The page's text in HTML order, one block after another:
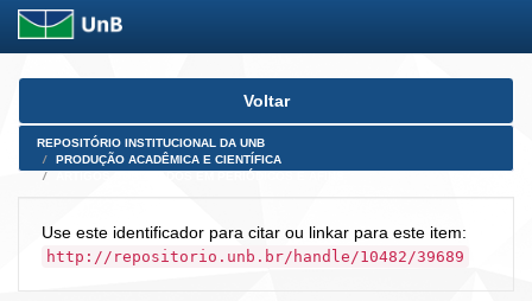
Skip
Voltar
REPOSITÓRIO INSTITUCIONAL DA UNB
PRODUÇÃO ACADÊMICA E CIENTÍFICA
Use este identificador para citar ou linkar para este item:
http://repositorio.unb.br/handle/10482/39689